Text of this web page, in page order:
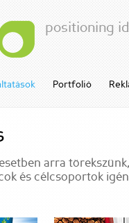
positioning
Portfolió
arra
és célcsoportok